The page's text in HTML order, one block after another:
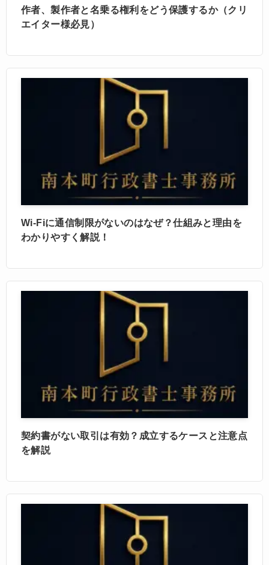
作者、製作者と名乗る権利をどう保護するか（クリ
エイター様必見）
Wi-Fiに通信制限がないのはなぜ？仕組みと理由を
わかりやすく解説！
契約書がない取引は有効？成立するケースと注意点
を解説